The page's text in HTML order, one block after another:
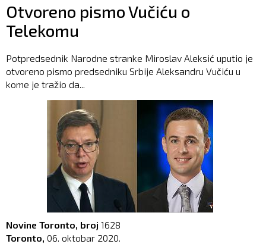
Otvoreno pismo Vučiću o
Telekomu
Potpredsednik Narodne stranke Miroslav Aleksić uputio je
otvoreno pismo predsedniku Srbije Aleksandru Vučiću u
kome je tražio da...
Novine Toronto, broj 1628
Toronto, 06. oktobar 2020.